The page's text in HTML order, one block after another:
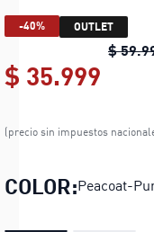
-40% OUTLET
$
$ 35.999
(precio sin impuestos
COLOR:Peacoat-